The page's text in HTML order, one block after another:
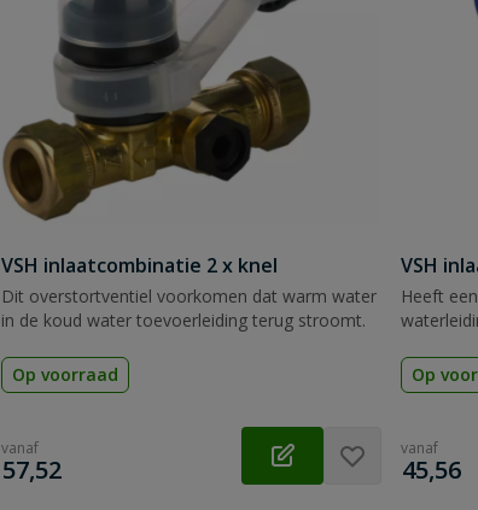
VSH inlaatcombinatie 2 x knel
Dit overstortventiel voorkomen dat warm water
in de koud water toevoerleiding terug stroomt.
Op voorraad
vanaf
€
57,52
VSH
Heeft
Op
vanaf
€
45,56